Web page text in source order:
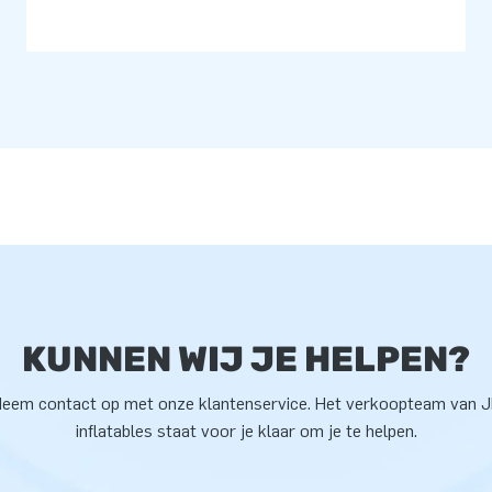
KUNNEN WIJ JE HELPEN?
contact op met onze klantenservice. Het verkoopteam van
inflatables staat voor je klaar om je te helpen.